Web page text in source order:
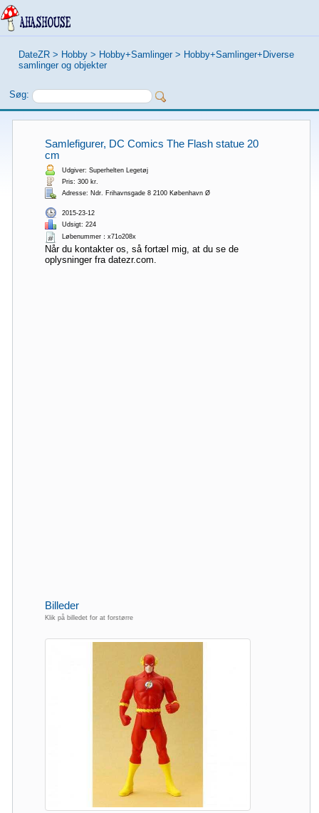
DateZR > Hobby > Hobby+Samlinger > Hobby+Samlinger+Diverse
samlinger og objekter
Søg:
Samlefigurer, DC Comics The Flash statue 20
cm
Udgiver: Superhelten Legetøj
Pris: 300 kr.
Adresse: Ndr. Frihavnsgade 8 2100 København Ø
2015-23-12
Udsigt: 224
Løbenummer：x71o208x
Når du kontakter os, så fortæl mig, at du se de
oplysninger fra datezr.com.
Billeder
Klik på billedet for at forstørre